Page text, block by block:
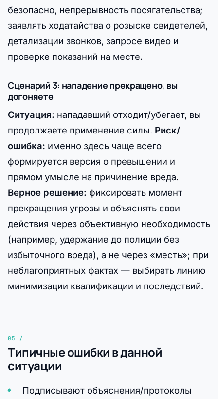
безопасно, непрерывность посягательства;
заявлять ходатайства о розыске свидетелей,
детализации звонков, запросе видео и
проверке показаний на месте.
Сценарий 3: нападение прекращено, вы
догоняете
Ситуация: нападавший отходит/убегает, вы
продолжаете применение силы. Риск/
ошибка: именно здесь чаще всего
формируется версия о превышении и
прямом умысле на причинение вреда.
Верное решение: фиксировать момент
прекращения угрозы и объяснять свои
действия через объективную необходимость
(например, удержание до полиции без
избыточного вреда), а не через «месть»; при
неблагоприятных фактах — выбирать линию
минимизации квалификации и последствий.
Типичные ошибки в данной
ситуации
Подписывают объяснения/протоколы